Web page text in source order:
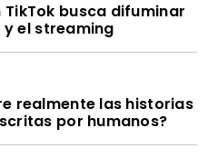
TikTok busca difuminar
el streaming
realmente las historias
por humanos?